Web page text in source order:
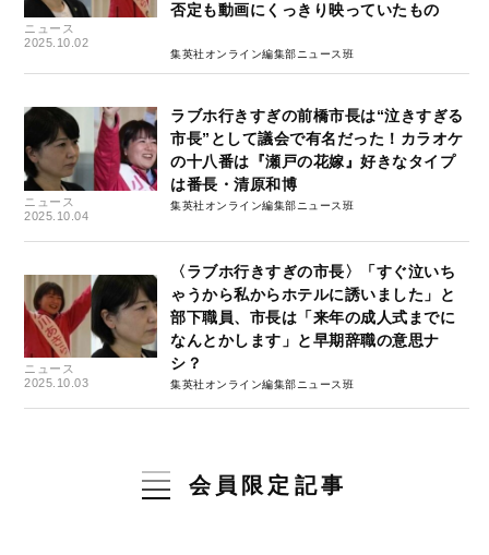
ニュース
2025.10.02
否定も動画にくっきり映っていたもの
集英社オンライン編集部ニュース班
ニュース
2025.10.04
ラブホ行きすぎの前橋市長は“泣きすぎる
市長”として議会で有名だった！カラオケ
の十八番は『瀬戸の花嫁』好きなタイプ
は番長・清原和博
集英社オンライン編集部ニュース班
ニュース
2025.10.03
〈ラブホ行きすぎの市長〉「すぐ泣いち
ゃうから私からホテルに誘いました」と
部下職員、市長は「来年の成人式までに
なんとかします」と早期辞職の意思ナ
シ？
集英社オンライン編集部ニュース班
会員限定記事